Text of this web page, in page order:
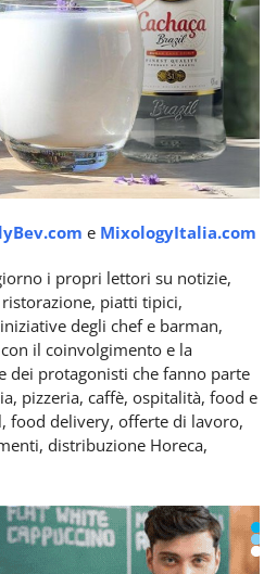
e MixologyItalia.com
i propri lettori su notizie,
piatti tipici,
degli chef e barman,
il coinvolgimento e la
dei protagonisti che fanno parte
pizzeria, caffè, ospitalità, food e
food delivery, offerte di lavoro,
distribuzione Horeca,